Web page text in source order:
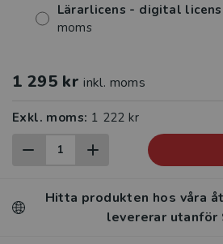
Lärarlicens - digital licens
moms
1 295 kr inkl. moms
Exkl. moms: 1 222 kr
Hitta produkten hos våra
levererar utanför